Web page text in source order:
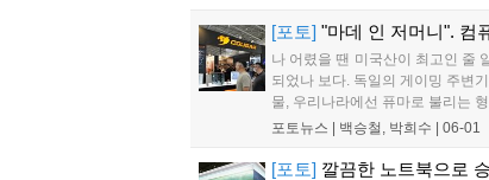
[포토] "마데 인 저머니". 컴
나 어렸을 땐 미국산이 최고인 줄
되었나 보다. 독일의 게이밍 주변
물, 우리나라에선 퓨마로 불리는
포토뉴스 | 백승철, 박희수 06-01
[포토] 깔끔한 노트북으로